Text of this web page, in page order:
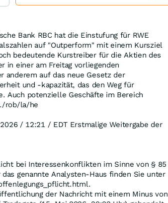
Bank RBC hat die Einstufung für RWE
auf "Outperform" mit einem Kursziel
bedeutende Kurstreiber für die Aktien des
in einer am Freitag vorliegenden
anderem auf das neue Gesetz der
und -kapazität, das den Weg für
Auch potenzielle Geschäfte im Bereich
rob/la/he
/ 12:21 / EDT Erstmalige Weitergabe der
bei Interessenkonflikten im Sinne von § 85
genannte Analysten-Haus finden Sie unter
der Nachricht mit einem Minus von